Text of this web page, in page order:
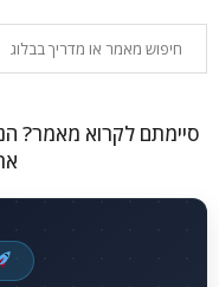
סיימתם לקרוא מאמר?